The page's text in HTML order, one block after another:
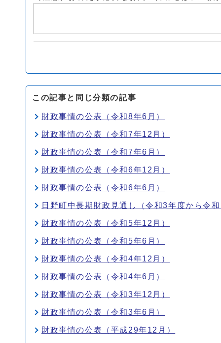
この記事と同じ分類の記事
財政事情の公表（令和8年6月）
財政事情の公表（令和7年12月）
財政事情の公表（令和7年6月）
財政事情の公表（令和6年12月）
財政事情の公表（令和6年6月）
日野町中長期財政見通し（令和3年度から令和
財政事情の公表（令和5年12月）
財政事情の公表（令和5年6月）
財政事情の公表（令和4年12月）
財政事情の公表（令和4年6月）
財政事情の公表（令和3年12月）
財政事情の公表（令和3年6月）
財政事情の公表（平成29年12月）